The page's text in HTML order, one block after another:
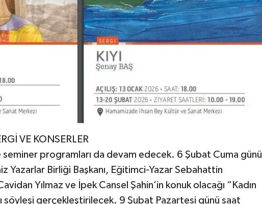
VE KONSERLER
seminer programları da devam edecek. 6 Şubat Cuma günü
Yazarlar Birliği Başkanı, Eğitimci-Yazar Sebahattin
Yılmaz ve İpek Cansel Şahin’in konuk olacağı “Kadın
söyleşi gerçekleştirilecek. 9 Şubat Pazartesi günü saat